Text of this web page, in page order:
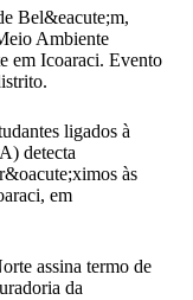
Bel&eacute;m,
Ambiente
em Icoaraci. Evento
ligados à
detecta
às
em
assina termo de
da